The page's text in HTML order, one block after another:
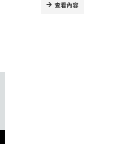
查看內容